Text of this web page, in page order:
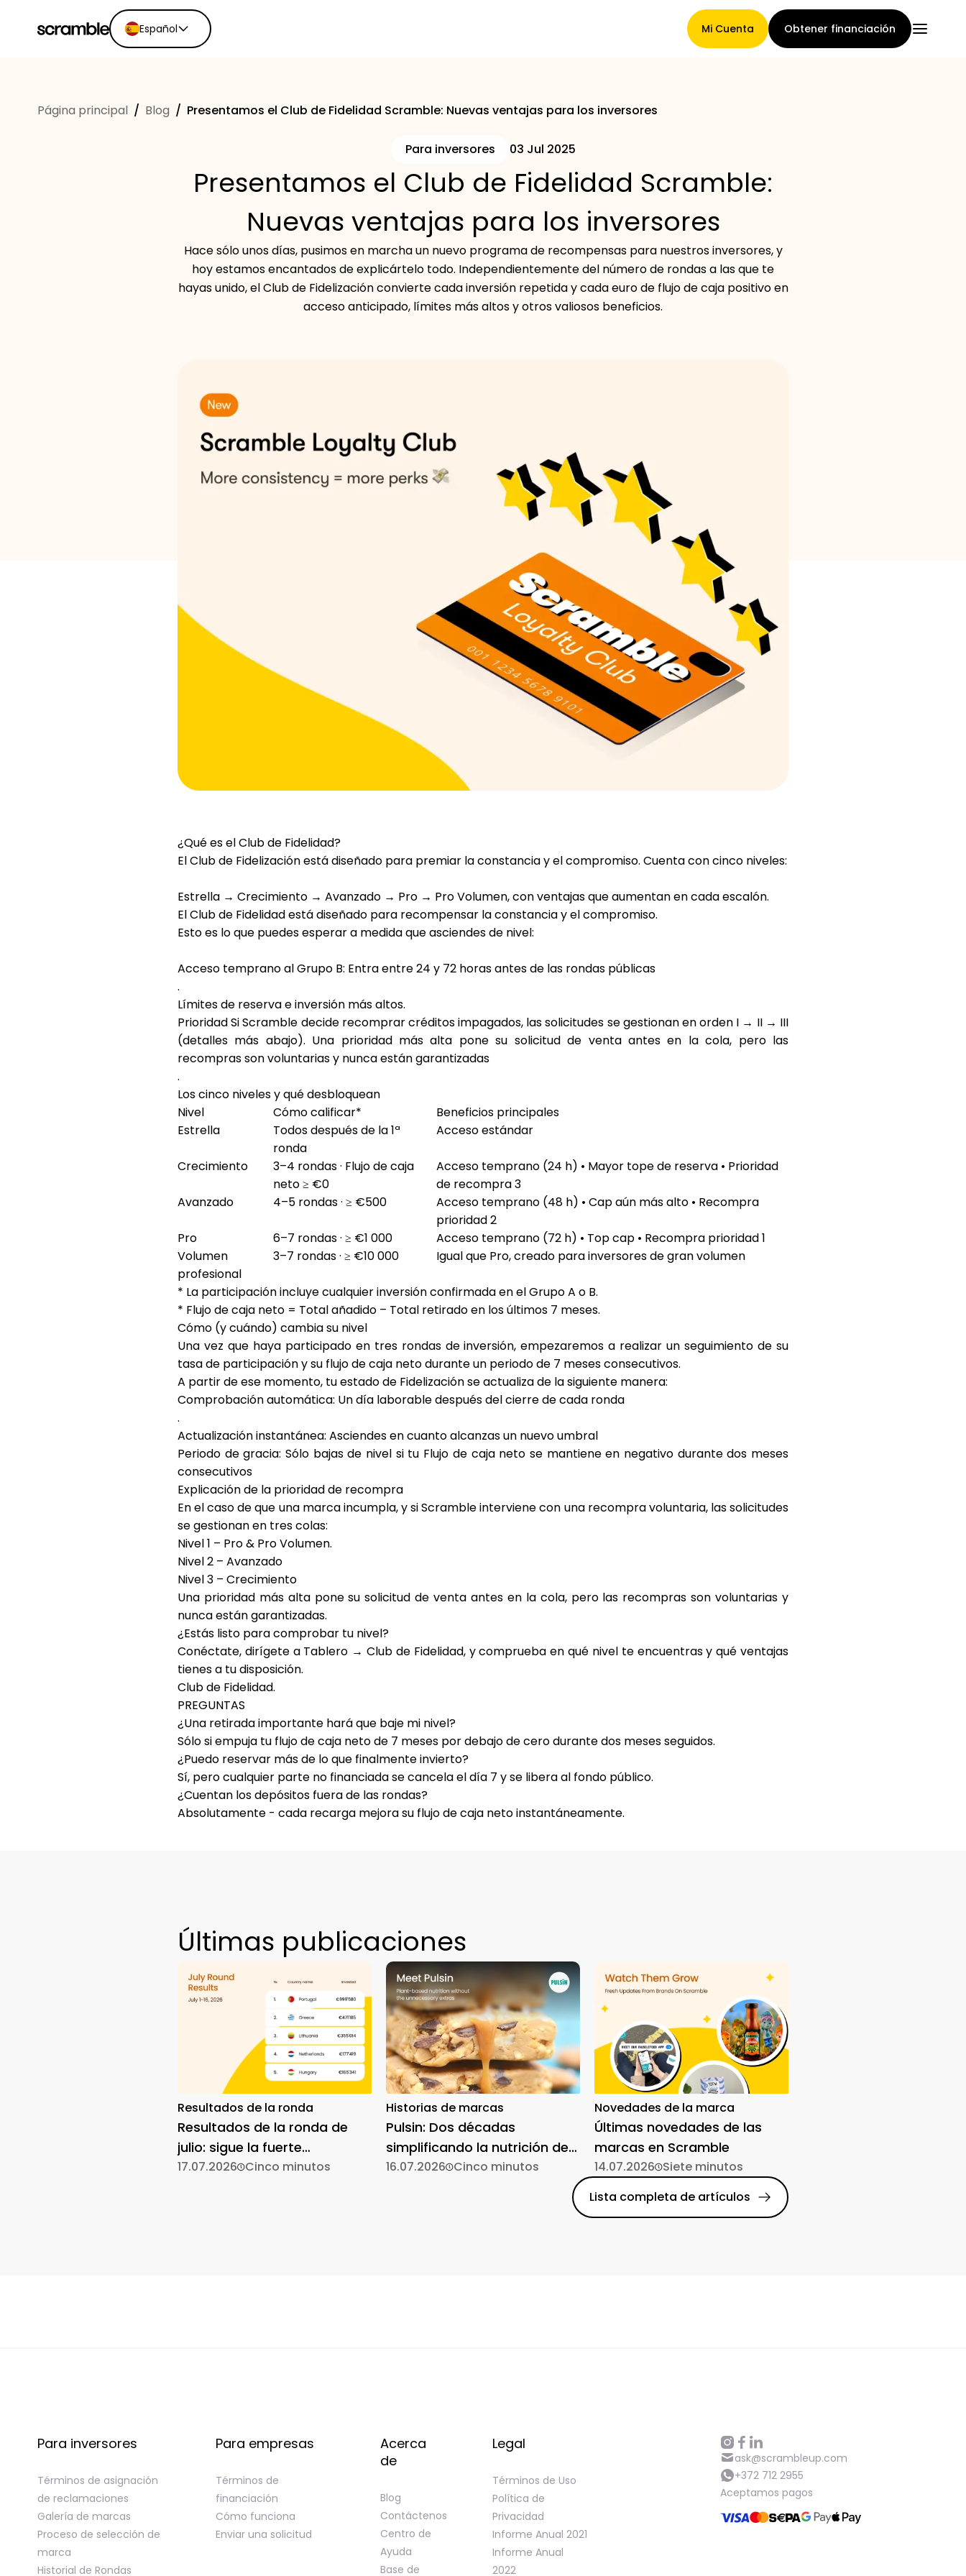
Español
Español
Mi Cuenta Obtener financiación
Términos de asignación de
reclamaciones
Galería de marcas
Historial de Rondas
Blog
Contáctenos
Ayuda
Página principal / Blog / Presentamos el Club de Fidelidad Scramble: Nuevas ventajas para los inversores
Para inversores 03 Jul 2025
Presentamos el Club de Fidelidad Scramble:
Nuevas ventajas para los inversores
Hace sólo unos días, pusimos en marcha un nuevo programa de recompensas para nuestros inversores, y
hoy estamos encantados de explicártelo todo. Independientemente del número de rondas a las que te
hayas unido, el Club de Fidelización convierte cada inversión repetida y cada euro de flujo de caja positivo en
acceso anticipado, límites más altos y otros valiosos beneficios.
¿Qué es el Club de Fidelidad?
ElClub de Fidelizaciónestá diseñado para premiar la constancia y el compromiso. Cuenta concinco niveles:
Estrella → Crecimiento → Avanzado → Pro → Pro Volumen, con ventajas que aumentan en cada escalón.
El Club de Fidelidadestá diseñado para recompensar la constancia y el compromiso.
Esto es lo que puedes esperar a medida que asciendes de nivel:
Acceso temprano al Grupo B: Entra entre 24 y 72 horas antes de las rondas públicas
.
Límites de reservaeinversión más altos.
PrioridadSi Scramble decide recomprar créditos impagados, las solicitudes se gestionan en orden I → II → III
(detalles más abajo). Una prioridad más alta pone su solicitud de venta antes en la cola, pero las
recompras son voluntarias y nunca están garantizadas
.
Los cinco niveles y qué desbloquean
Nivel
Cómo calificar*
Beneficios principales
Estrella
Todos después de la 1ª
ronda
Acceso estándar
Crecimiento
3–4 rondas · Flujo de caja
neto ≥ €0
Acceso temprano (24 h) • Mayor tope de reserva • Prioridad
de recompra 3
Avanzado
4–5 rondas · ≥ €500
Acceso temprano (48 h) • Cap aún más alto • Recompra
prioridad 2
Pro
6–7 rondas · ≥ €1 000
Acceso temprano (72 h) • Top cap • Recompra prioridad 1
Volumen
profesional
3–7 rondas · ≥ €10 000 Igual que Pro, creado para inversores de gran volumen
* La participación incluye cualquier inversión confirmada en el Grupo A o B.
* Flujo de caja neto = Total añadido – Total retirado en los últimos 7 meses.
Cómo (y cuándo) cambia su nivel
Una vez que haya participado en tres rondas de inversión, empezaremos a realizar un seguimiento de su
tasa de participacióny su flujo de caja netodurante un periodo de 7 meses consecutivos.
A partir de ese momento, tu estado de Fidelización se actualiza de la siguiente manera:
Comprobación automática: Un día laborable después del cierre de cada ronda
.
Actualización instantánea: Asciendes en cuanto alcanzas un nuevo umbral
Periodo de gracia: Sólo bajas de nivel si tu Flujo de caja neto se mantiene en negativo durante dos meses
consecutivos
Explicación de la prioridad de recompra
En el caso de que una marca incumpla, y si Scramble interviene con una recompra voluntaria, las solicitudes
se gestionan en tres colas:
Nivel 1 – Pro & Pro Volumen.
Nivel 2 – Avanzado
Nivel 3 – Crecimiento
Una prioridad más alta pone su solicitud de venta antes en la cola, pero las recompras son voluntarias y
nunca están garantizadas.
¿Estás listo para comprobar tu nivel?
Conéctate, dirígete a Tablero → Club de Fidelidad, y comprueba en qué nivel te encuentras y qué ventajas
tienes a tu disposición.
Club de Fidelidad.
PREGUNTAS
¿Una retirada importante hará que baje mi nivel?
Sólo si empuja tu flujo de caja neto de 7 meses por debajo de cero durante dos meses seguidos.
¿Puedo reservar más de lo que finalmente invierto?
Sí, pero cualquier parte no financiada se cancela el día 7 y se libera al fondo público.
¿Cuentan los depósitos fuera de las rondas?
Absolutamente - cada recarga mejora su flujo de caja neto instantáneamente.
Últimas publicaciones
Resultados de la ronda
Resultados de la ronda de
julio: sigue la fuerte
participación
17.07.2026 Cinco minutos
Historias de marcas
Pulsin: Dos décadas
simplificando la nutrición de
origen vegetal
16.07.2026 Cinco minutos
Novedades de la marca
Últimas novedades de las
marcas en Scramble
14.07.2026 Siete minutos
Lista completa de artículos
Para inversores
Términos de asignación
de reclamaciones
Galería de marcas
Proceso de selección de
marca
Historial de Rondas
Para empresas
Términos de
financiación
Cómo funciona
Enviar una solicitud
Acerca
de
Blog
Contáctenos
Centro de
Ayuda
Base de
Legal
Términos de Uso
Política de
Privacidad
Informe Anual 2021
Informe Anual
2022
ask@scrambleup.com
+372 712 2955
Aceptamos pagos